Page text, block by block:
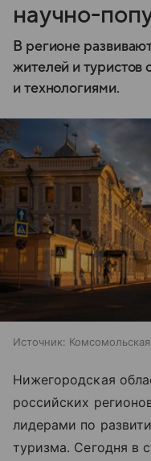
научно-
В регионе
жителей и туристов
и технологиями.
Источник:
Нижегородская
российских
лидерами по
туризма. Сегодня в